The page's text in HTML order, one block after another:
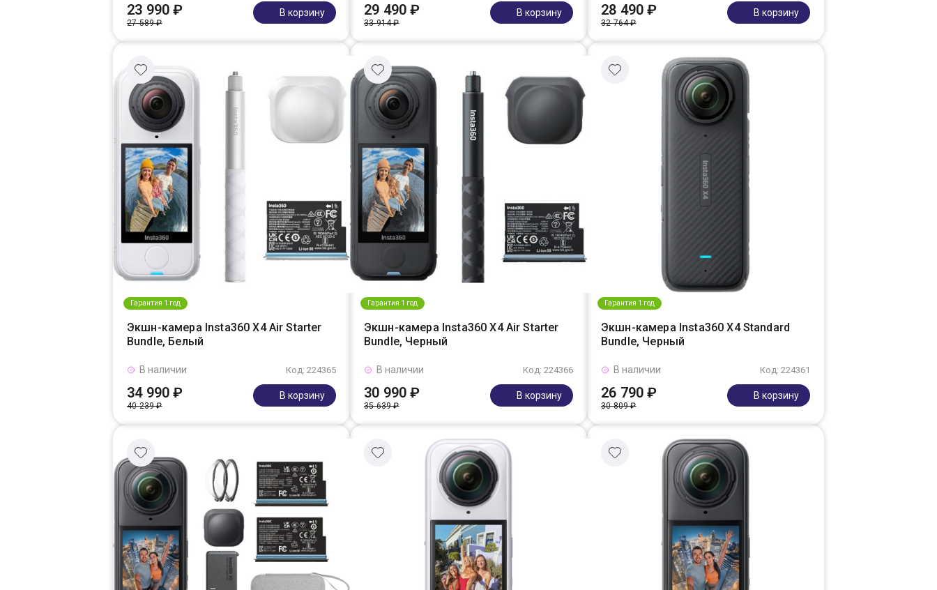
23 990 ₽
27 589 ₽
В корзину 29 490 ₽
33 914 ₽
В корзину 28 490 ₽
32 764 ₽
В корзину
Гарантия 1 год
Экшн-камера Insta360 X4 Air Starter
Bundle, Белый
Код: 224365
В наличии
34 990 ₽
40 239 ₽
В корзину
Гарантия 1 год
Экшн-камера Insta360 X4 Air Starter
Bundle, Черный
Код: 224366
В наличии
30 990 ₽
35 639 ₽
В корзину
Гарантия 1 год
Экшн-камера Insta360 X4 Standard
Bundle, Черный
Код: 224361
В наличии
26 790 ₽
30 809 ₽
В корзину